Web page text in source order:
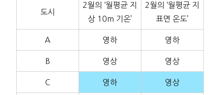
도시
2월의 ‘월평균 지
상 10m 기온’
2월의 ‘월평균 지
표면 온도’
A 영하 영하
B 영상 영상
C 영하 영상